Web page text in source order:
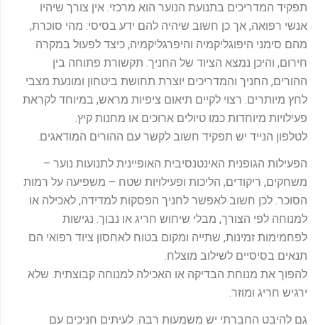
תפקיד המדריכים בתנועת הנוער הוא מרכזי. אין צורך שיהיו
אנשי רפואה, אך כן חשוב שיהיה להם ידע בסיסי: מהי סוכרת,
מהם סימני היפוגליקמיה והיפרגליקמיה, כיצד לפעול במקרה
חירום, והיכן נמצא הציוד של החניך. תקשורת פתוחה בין
ההורים, החניך והמדריכים יוצרת תחושת ביטחון ומונעת מצבי
לחץ מיותרים. רצוי לקיים תיאום ציפיות מראש, במיוחד לקראת
פעילויות מיוחדות כמו טיולים ארוכים או מחנות קיץ.
לטלפון הנייד יש תפקיד חשוב לקשר עם ההורים המודאגים.
הפעילות הגופנית האינטנסיבית האופיינית לתנועות נוער –
משחקים, ריקודים, הליכות ופעילויות שטח – משפיעה על רמות
הסוכר. לכן חשוב לאפשר לחניך הפסקות למדידה, לאכילה או
למנוחה לפי הצורך, מבלי שיחוש חריג או נבוך. נגישות
לפחמימות זמינות, שתייה ומקום בטוח לאחסון ציוד רפואי הם
תנאים בסיסיים לשילוב מוצלח.
להפוך את מנוחת הבדיקה או האכילה למנוחה קבוצתית. שלא
ירגיש חריג ומוזר.
גם להיבט החברתי יש משמעות רבה. לעיתים חניכים עם